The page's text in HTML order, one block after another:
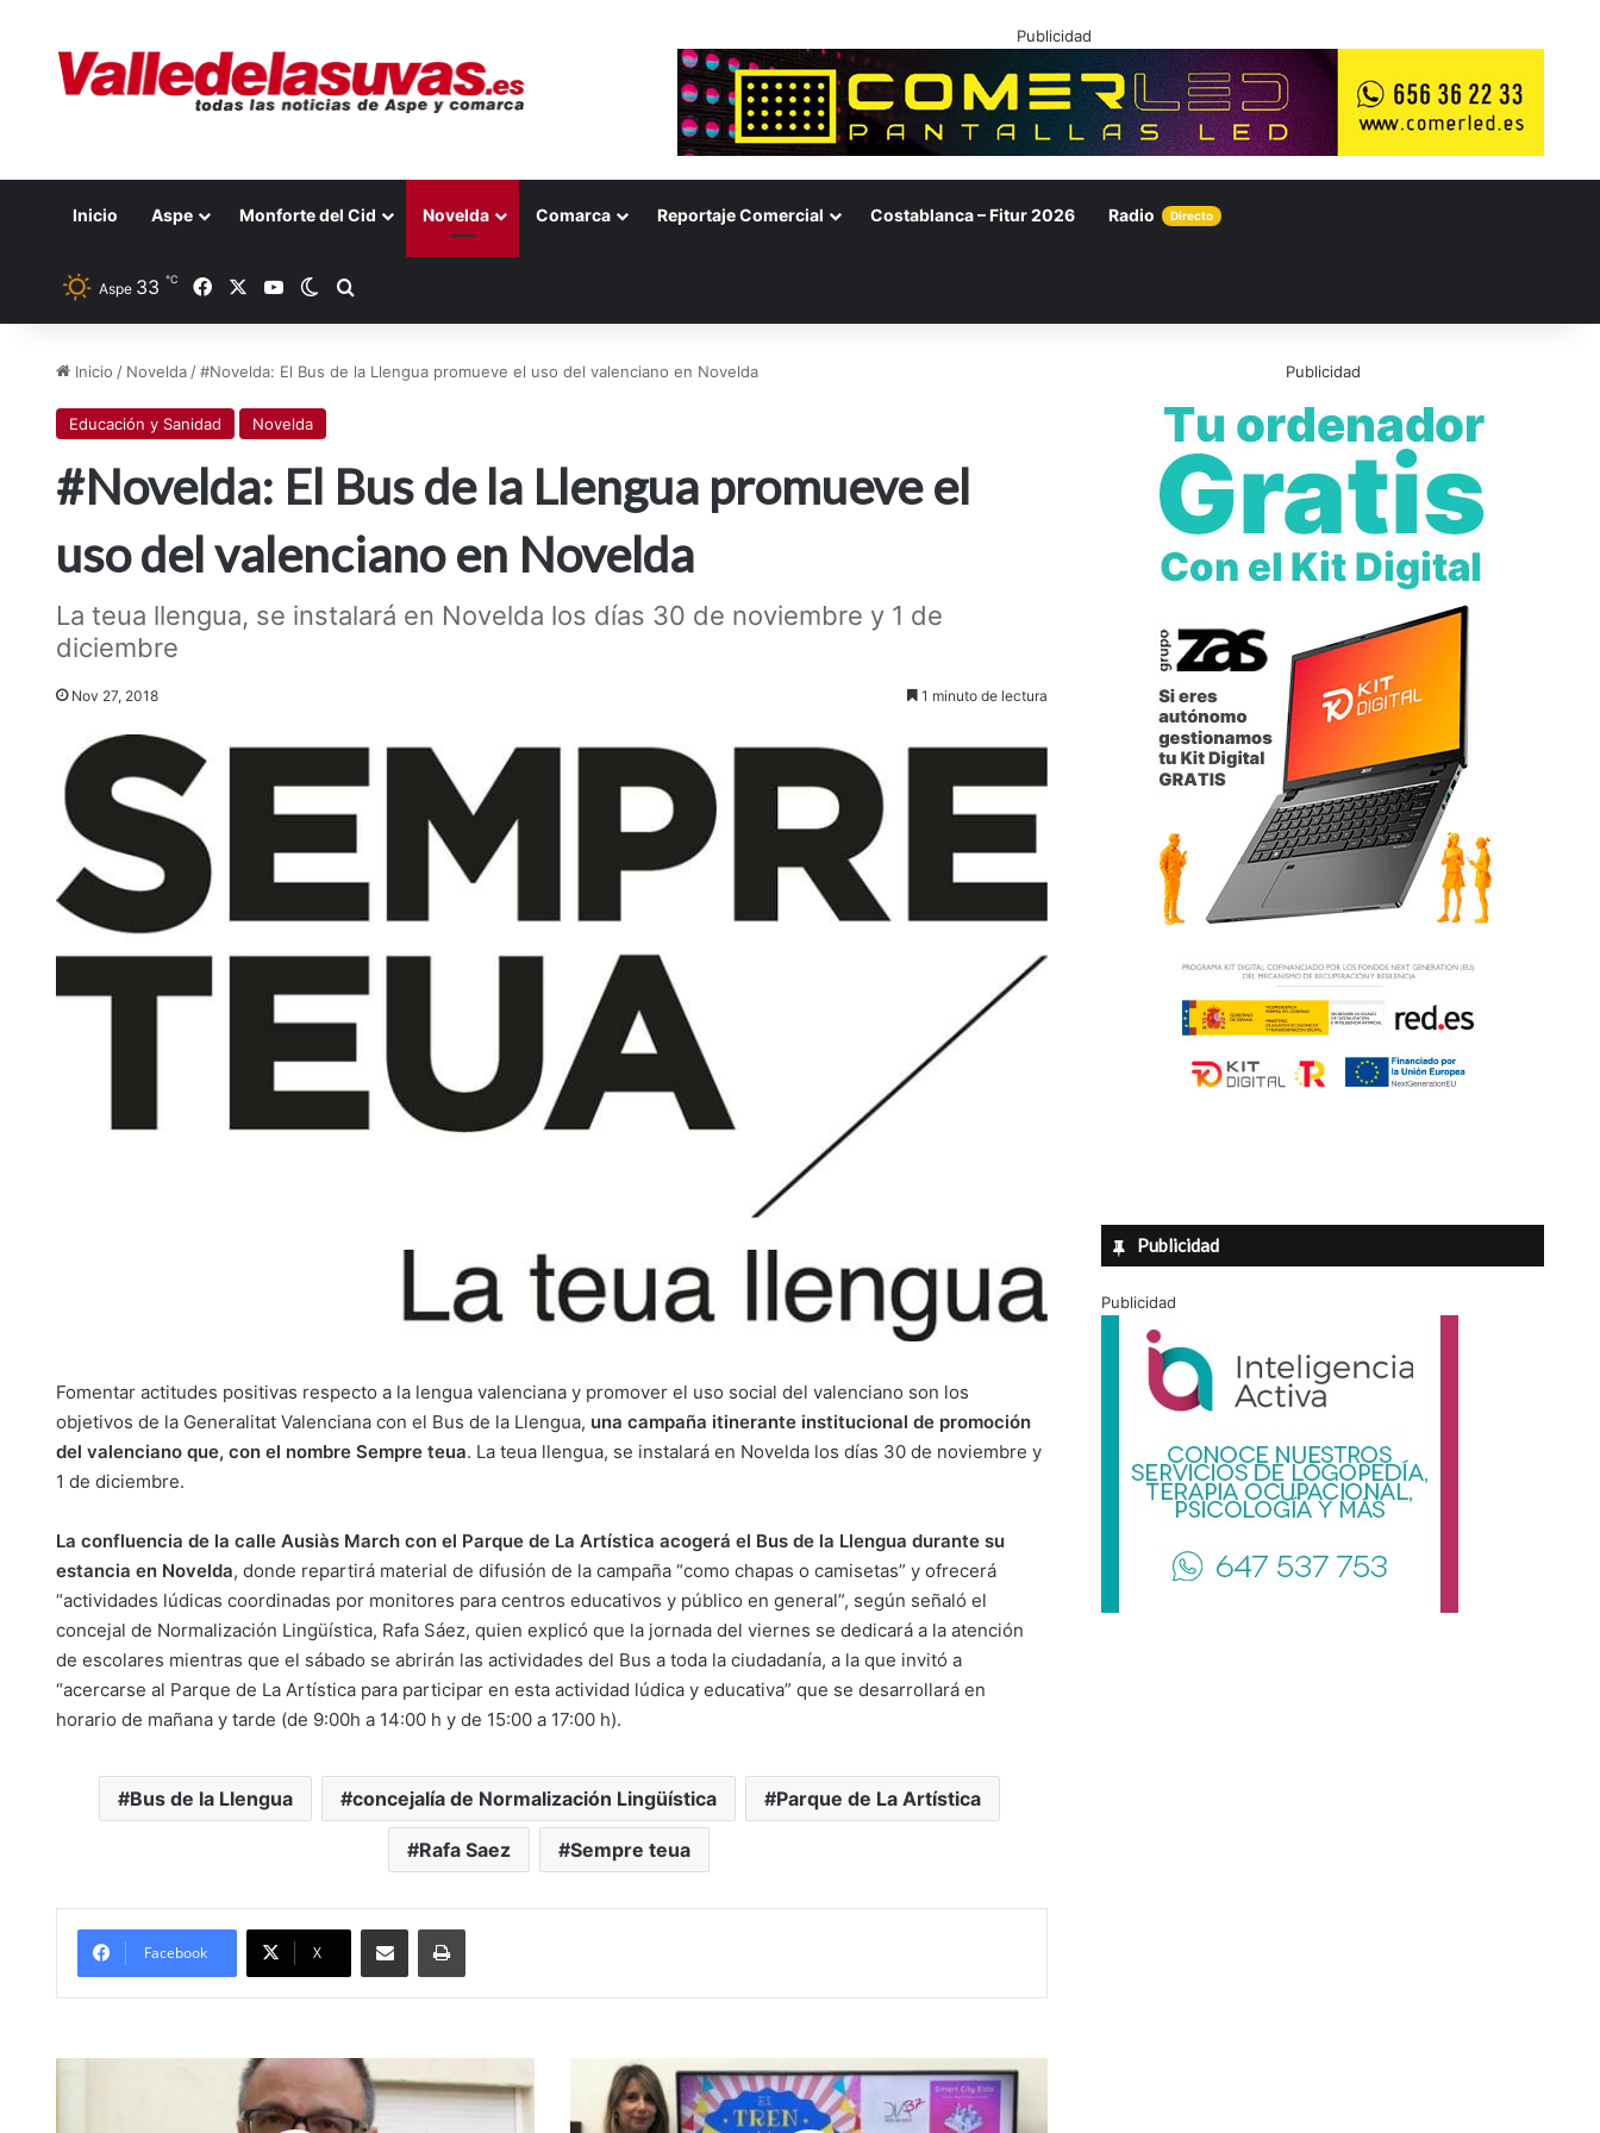
Publicidad
Inicio Aspe Monforte del Cid Novelda Comarca Reportaje Comercial Costablanca – Fitur 2026 Radio Directo
Aspe 33 ℃ FacebookYouTubeSwitch skin
Inicio / Novelda /#Novelda: El Bus de la Llengua promueve el uso del valenciano en Novelda
Educación y Sanidad Novelda
#Novelda: El Bus de la Llengua promueve el
uso del valenciano en Novelda
La teua llengua, se instalará en Novelda los días 30 de noviembre y 1 de
diciembre
Nov 27, 2018 1 minuto de lectura
Fomentar actitudes positivas respecto a la lengua valenciana y promover el uso social del valenciano son los
objetivos de la Generalitat Valenciana con el Bus de la Llengua, una campaña itinerante institucional de promoción
del valenciano que, con el nombre Sempre teua. La teua llengua, se instalará en Novelda los días 30 de noviembre y
1 de diciembre.
La confluencia de la calle Ausiàs March con el Parque de La Artística acogerá el Bus de la Llengua durante su
estancia en Novelda, donde repartirá material de difusión de la campaña “como chapas o camisetas” y ofrecerá
“actividades lúdicas coordinadas por monitores para centros educativos y público en general”, según señaló el
concejal de Normalización Lingüística, Rafa Sáez, quien explicó que la jornada del viernes se dedicará a la atención
de escolares mientras que el sábado se abrirán las actividades del Bus a toda la ciudadanía, a la que invitó a
“acercarse al Parque de La Artística para participar en esta actividad lúdica y educativa” que se desarrollará en
horario de mañana y tarde (de 9:00h a 14:00 h y de 15:00 a 17:00 h).
Bus de la Llengua concejalía de Normalización Lingüística Parque de La Artística
Rafa Saez Sempre teua
Facebook X
l
Publicidad
Publicidad
Publicidad